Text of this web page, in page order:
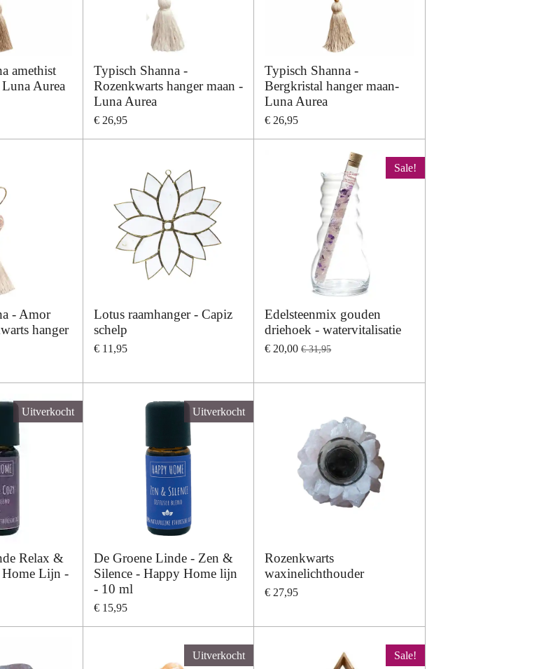
amethist
Aurea
Typisch Shanna -
Rozenkwarts hanger maan -
Luna Aurea
€ 26,95
Typisch Shanna -
Bergkristal hanger maan-
Luna Aurea
€ 26,95
- Amor
hanger
Lotus raamhanger - Capiz
schelp
€ 11,95
Sale!
Edelsteenmix gouden
driehoek - watervitalisatie
€ 20,00 € 31,95
Uitverkocht
Relax &
Lijn -
Uitverkocht
De Groene Linde - Zen &
Silence - Happy Home lijn
- 10 ml
€ 15,95
Rozenkwarts
waxinelichthouder
€ 27,95
Uitverkocht Sale!